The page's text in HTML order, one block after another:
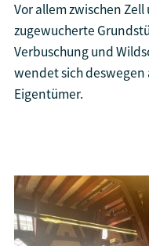
Vor allem zwischen
zugewucherte
Verbuschung und
wendet sich
Eigentümer.